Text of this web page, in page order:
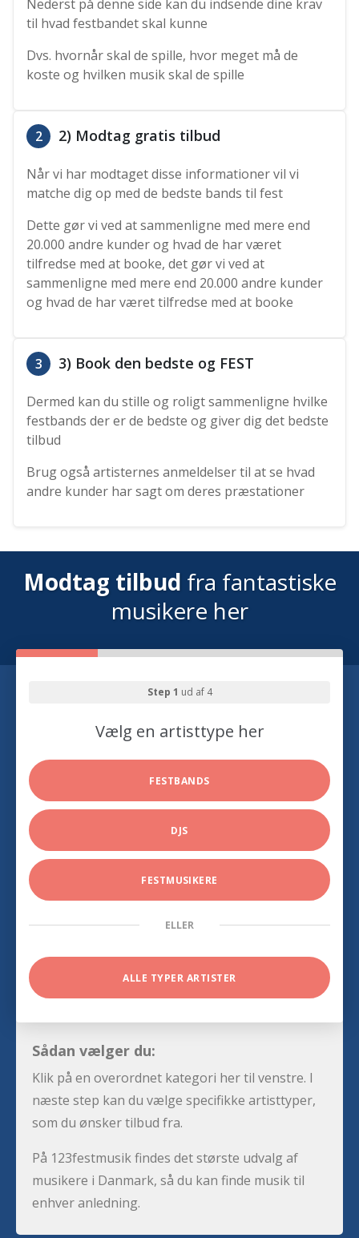
Nederst på denne side kan du indsende dine krav
til hvad festbandet skal kunne
Dvs. hvornår skal de spille, hvor meget må de
koste og hvilken musik skal de spille
2 2) Modtag gratis tilbud
Når vi har modtaget disse informationer vil vi
matche dig op med de bedste bands til fest
Dette gør vi ved at sammenligne med mere end
20.000 andre kunder og hvad de har været
tilfredse med at booke, det gør vi ved at
sammenligne med mere end 20.000 andre kunder
og hvad de har været tilfredse med at booke
3 3) Book den bedste og FEST
Dermed kan du stille og roligt sammenligne hvilke
festbands der er de bedste og giver dig det bedste
tilbud
Brug også artisternes anmeldelser til at se hvad
andre kunder har sagt om deres præstationer
Modtag tilbud fra fantastiske
musikere her
Step 1 ud af 4
Vælg en artisttype her
FESTBANDS
DJS
FESTMUSIKERE
ELLER
ALLE TYPER ARTISTER
Sådan vælger du:
Klik på en overordnet kategori her til venstre. I
næste step kan du vælge specifikke artisttyper,
som du ønsker tilbud fra.
På 123festmusik findes det største udvalg af
musikere i Danmark, så du kan finde musik til
enhver anledning.